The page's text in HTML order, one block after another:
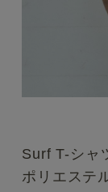
Surf T-シャ
ポリエステ